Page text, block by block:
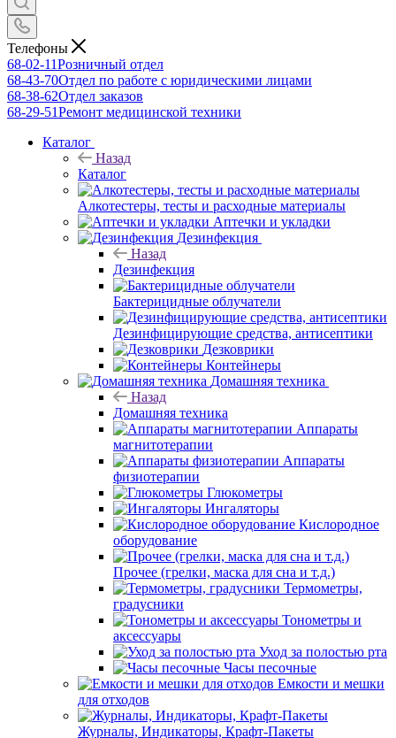
Телефоны
68-02-11Розничный отдел
68-43-70Отдел по работе с юридическими лицами
68-38-62Отдел заказов
68-29-51Ремонт медицинской техники
Каталог
Назад
Каталог
Алкотестеры, тесты и расходные материалы
Аптечки и укладки
Дезинфекция
Назад
Дезинфекция
Бактерицидные облучатели
Дезинфицирующие средства, антисептики
Дезковрики
Контейнеры
Домашняя техника
Назад
Домашняя техника
Аппараты
магнитотерапии
Аппараты
физиотерапии
Глюкометры
Ингаляторы
Кислородное
оборудование
Прочее (грелки, маска для сна и т.д.)
Термометры,
градусники
Тонометры и
аксессуары
Уход за полостью рта
Часы песочные
Емкости и мешки
для отходов
Журналы, Индикаторы, Крафт-Пакеты